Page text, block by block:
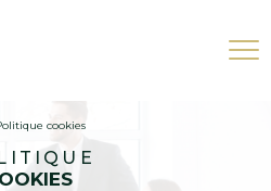
politique cookies